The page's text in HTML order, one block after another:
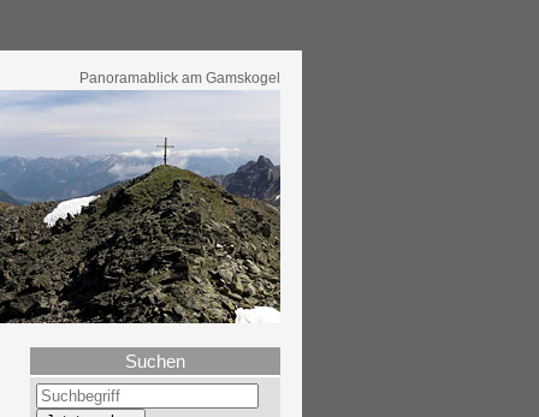
Panoramablick am Gamskogel
Suchen